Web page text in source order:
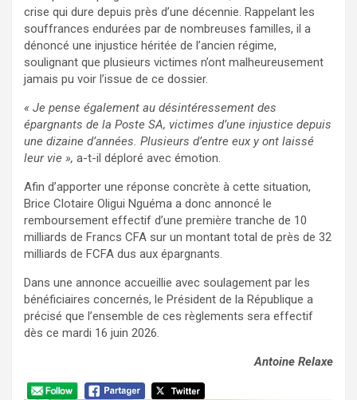
crise qui dure depuis près d’une décennie. Rappelant les
souffrances endurées par de nombreuses familles, il a
dénoncé une injustice héritée de l’ancien régime,
soulignant que plusieurs victimes n’ont malheureusement
jamais pu voir l’issue de ce dossier.
« Je pense également au désintéressement des
épargnants de la Poste SA, victimes d’une injustice depuis
une dizaine d’années. Plusieurs d’entre eux y ont laissé
leur vie », a-t-il déploré avec émotion.
Afin d’apporter une réponse concrète à cette situation,
Brice Clotaire Oligui Nguéma a donc annoncé le
remboursement effectif d’une première tranche de 10
milliards de Francs CFA sur un montant total de près de 32
milliards de FCFA dus aux épargnants.
Dans une annonce accueillie avec soulagement par les
bénéficiaires concernés, le Président de la République a
précisé que l’ensemble de ces règlements sera effectif
dès ce mardi 16 juin 2026.
Antoine Relaxe